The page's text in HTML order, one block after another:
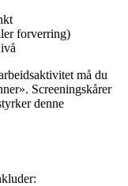
forverring)
må du
Screeningskårer
denne